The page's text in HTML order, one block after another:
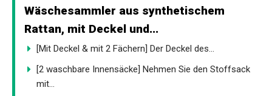
Wäschesammler aus synthetischem
Rattan, mit Deckel und...
[Mit Deckel & mit 2 Fächern] Der Deckel des...
[2 waschbare Innensäcke] Nehmen Sie den Stoffsack
mit...